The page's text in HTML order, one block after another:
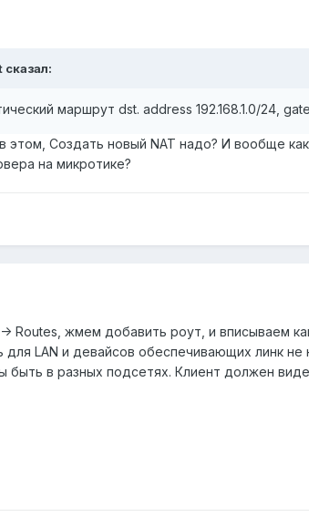
сказал:
маршрут dst. address 192.168.1.0/24,
этом, Создать новый NAT надо? И вообще
на микротике?
Routes, жмем добавить роут, и вписываем
LAN и девайсов обеспечивающих линк
в разных подсетях. Клиент должен